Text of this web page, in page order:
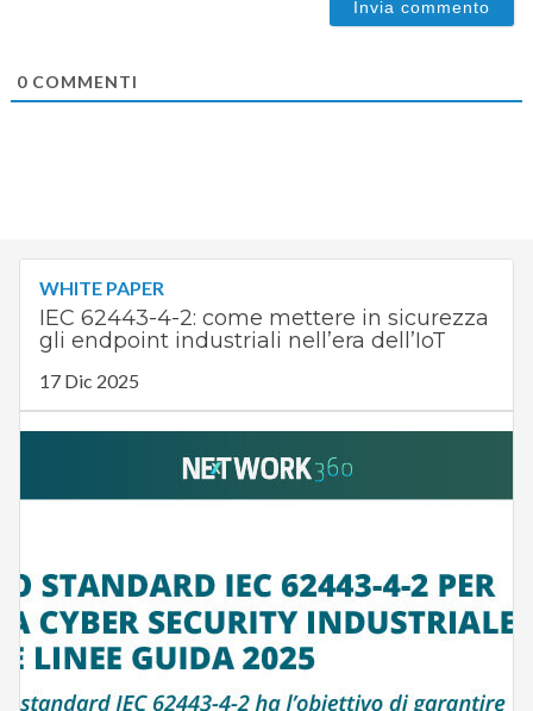
0COMMENTI
WHITE PAPER
IEC 62443-4-2: come mettere in sicurezza
gli endpoint industriali nell’era dell’IoT
17 Dic 2025